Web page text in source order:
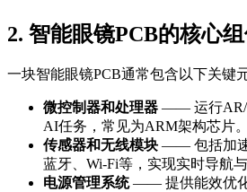
2. 智能眼镜PCB的核心
一块智能眼镜PCB通常包含以下关键
微控制器和处理器 —— 运行AR/
AI任务，常见为ARM架构芯片。
传感器和无线模块 —— 包括加速
蓝牙、Wi-Fi等，实现实时导航与
电源管理系统—— 提供能效优